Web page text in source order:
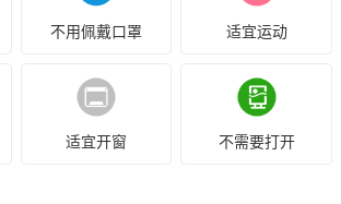
不用佩戴口罩 适宜运动
适宜开窗 不需要打开